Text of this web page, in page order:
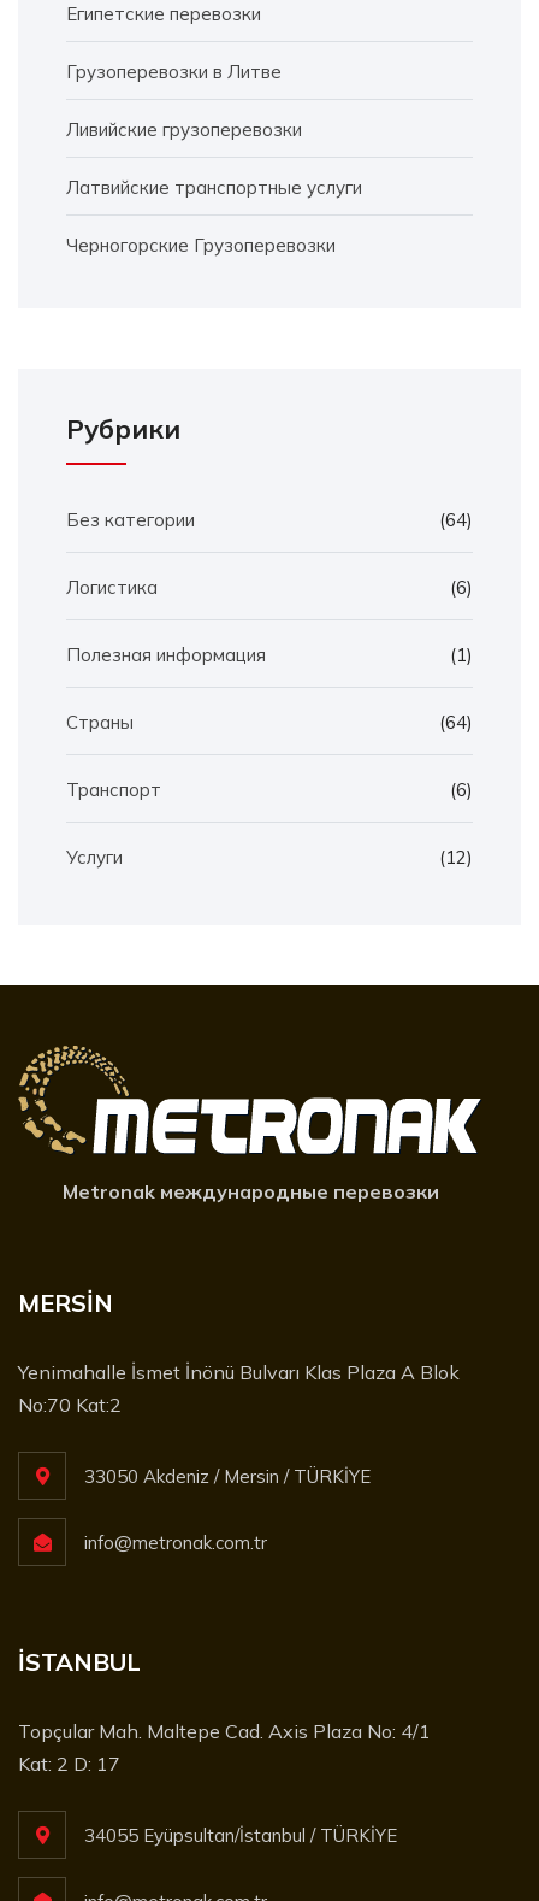
Египетские перевозки
Грузоперевозки в Литве
Ливийские грузоперевозки
Латвийские транспортные услуги
Черногорские Грузоперевозки
Рубрики
Без категории (64)
Логистика (6)
Полезная информация (1)
Страны (64)
Транспорт (6)
Услуги (12)
Metronak международные перевозки
MERSİN
Yenimahalle İsmet İnönü Bulvarı Klas Plaza A Blok
No:70 Kat:2
33050 Akdeniz / Mersin / TÜRKİYE
info@metronak.com.tr
İSTANBUL
Topçular Mah. Maltepe Cad. Axis Plaza No: 4/1
Kat: 2 D: 17
34055 Eyüpsultan/İstanbul / TÜRKİYE